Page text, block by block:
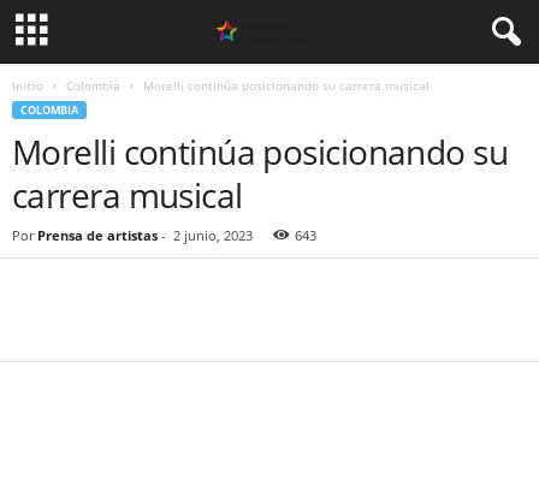
Inicio Colombia Morelli continúa posicionando su carrera musical
COLOMBIA
Morelli continúa posicionando su
carrera musical
Por Prensa de artistas - 2 junio, 2023 643